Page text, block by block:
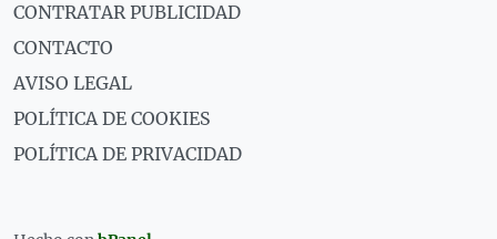
CONTRATAR PUBLICIDAD
CONTACTO
AVISO LEGAL
POLÍTICA DE COOKIES
POLÍTICA DE PRIVACIDAD